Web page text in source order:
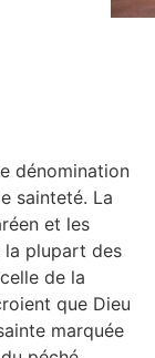
dénomination
sainteté. La
et les
la plupart des
de la
que Dieu
marquée